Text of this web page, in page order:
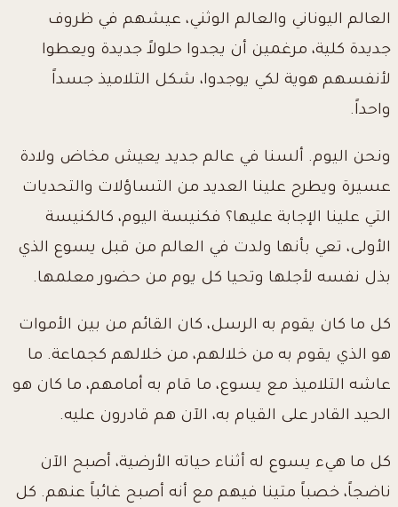
العالم اليوناني والعالم الوثني، عيشهم في ظروف
جديدة كلية، مرغمين أن يجدوا حلولاً جديدة ويعطوا
لأنفسهم هوية لكي يوجدوا، شكل التلاميذ جسداً
واحداً.
ونحن اليوم. ألسنا في عالم جديد يعيش مخاض ولادة
عسيرة ويطرح علينا العديد من التساؤلات والتحديات
التي علينا الإجابة عليها؟ فكنيسة اليوم، كالكنيسة
الأولى، تعي بأنها ولدت في العالم من قبل يسوع الذي
بذل نفسه لأجلها وتحيا كل يوم من حضور معلمها.
كل ما كان يقوم به الرسل، كان القائم من بين الأموات
هو الذي يقوم به من خلالهم، من خلالهم كجماعة. ما
عاشه التلاميذ مع يسوع، ما قام به أمامهم، ما كان هو
الحيد القادر على القيام به، الآن هم قادرون عليه.
كل ما هيء يسوع له أثناء حياته الأرضية، أصبح الآن
ناضجاً، خصباً متينا فيهم مع أنه أصبح غائباً عنهم. كل